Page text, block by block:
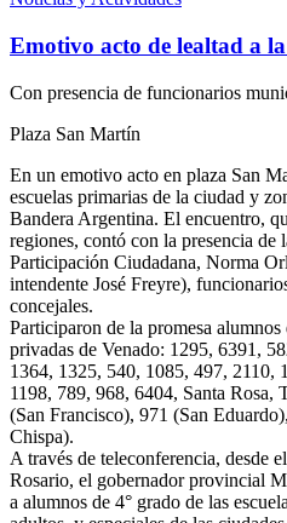
Emotivo acto de lealtad a
Con presencia de funcionarios
Plaza San Martín
En un emotivo acto en plaza San
escuelas primarias de la ciudad y
Bandera Argentina. El encuentro,
regiones, contó con la presencia de
Participación Ciudadana, Norma
intendente José Freyre),
concejales.
Participaron de la promesa
privadas de Venado: 1295, 6391,
1364, 1325, 540, 1085, 497, 2110,
1198, 789, 968, 6404, Santa Rosa,
(San Francisco), 971 (San
Chispa).
A través de teleconferencia, desde
Rosario, el gobernador provincial
a alumnos de 4° grado de las